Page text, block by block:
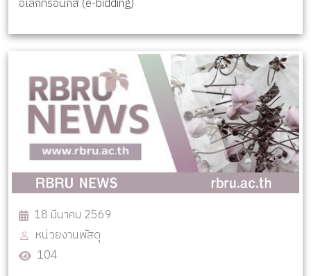
อิเล็กทรอนิกส์ (e-bidding)
18 มีนาคม 2569
หน่วยงานพัสดุ
104